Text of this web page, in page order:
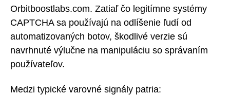
Orbitboostlabs.com. Zatiaľ čo legitímne systémy
CAPTCHA sa používajú na odlíšenie ľudí od
automatizovaných botov, škodlivé verzie sú
navrhnuté výlučne na manipuláciu so správaním
používateľov.
Medzi typické varovné signály patria: